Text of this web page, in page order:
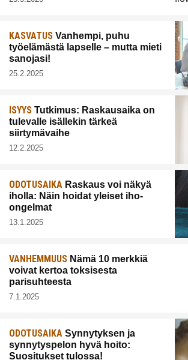
KASVATUS Vanhempi, puhu
työelämästä lapselle – mutta mieti
sanojasi!
25.2.2025
ISYYS Tutkimus: Raskausaika on
tulevalle isällekin tärkeä
siirtymävaihe
12.2.2025
ODOTUSAIKA Raskaus voi näkyä
iholla: Näin hoidat yleiset iho-
ongelmat
13.1.2025
VANHEMMUUS Nämä 10 merkkiä
voivat kertoa toksisesta
parisuhteesta
7.1.2025
ODOTUSAIKA Synnytyksen ja
synnytyspelon hyvä hoito:
Suositukset tulossa!